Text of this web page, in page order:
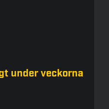
under veckorna